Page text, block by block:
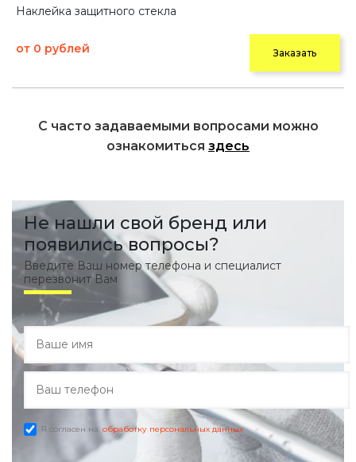
Наклейка защитного стекла
от 0 рублей Заказать
С часто задаваемыми вопросами можно
ознакомиться здесь
Не нашли свой бренд или
появились вопросы?
Введите Ваш номер телефона и специалист
перезвонит Вам
Я согласен на обработку персональных данных